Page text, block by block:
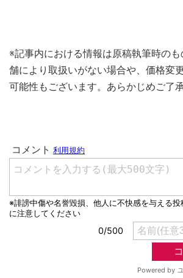
※記事内における情報は原稿執筆時の
舗により取扱いがない場合や、価格変
可能性もございます。あらかじめご了